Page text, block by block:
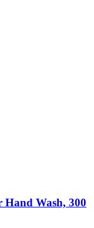
Hand Wash, 300